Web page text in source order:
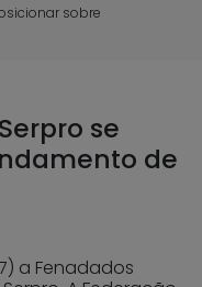
sobre
se
de
a Fenadados